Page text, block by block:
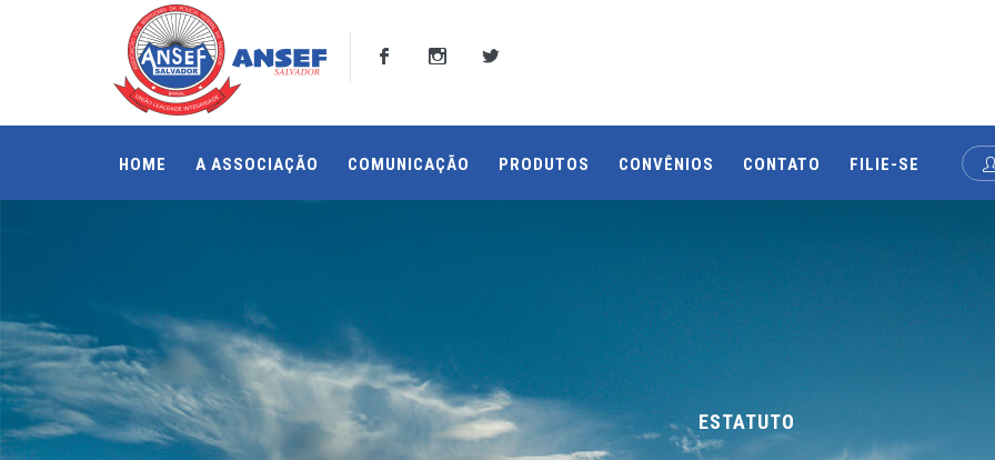
HOME A ASSOCIAÇÃO COMUNICAÇÃO PRODUTOS CONVÊNIOS CONTATO FILIE-SE
ESTATUTO